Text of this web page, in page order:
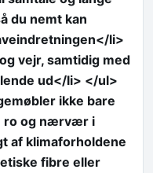
du nemt kan
li>
vejr, samtidig med
ud</li> </ul>
ikke bare
ro og nærvær i
af klimaforholdene
fibre eller